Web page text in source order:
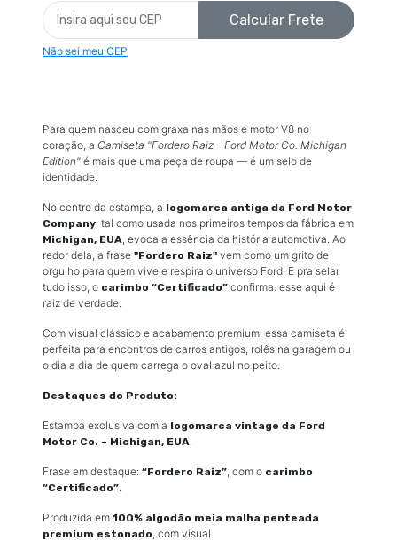
Calcular Frete
Não sei meu CEP
Para quem nasceu com graxa nas mãos e motor V8 no
coração, a Camiseta "Fordero Raiz – Ford Motor Co. Michigan
Edition" é mais que uma peça de roupa — é um selo de
identidade.
No centro da estampa, a logomarca antiga da Ford Motor
Company, tal como usada nos primeiros tempos da fábrica em
Michigan, EUA, evoca a essência da história automotiva. Ao
redor dela, a frase "Fordero Raiz" vem como um grito de
orgulho para quem vive e respira o universo Ford. E pra selar
tudo isso, o carimbo “Certificado” confirma: esse aqui é
raiz de verdade.
Com visual clássico e acabamento premium, essa camiseta é
perfeita para encontros de carros antigos, rolês na garagem ou
o dia a dia de quem carrega o oval azul no peito.
Destaques do Produto:
Estampa exclusiva com a logomarca vintage da Ford
Motor Co. – Michigan, EUA.
Frase em destaque: “Fordero Raiz”, com o carimbo
“Certificado”.
Produzida em 100% algodão meia malha penteada
premium estonado, com visual